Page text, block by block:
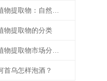
植物提取物：自然宝藏的现代演绎
物提取物的分类
植物提取物市场分析与预测：2025 - 2032 年
首乌怎样泡酒？